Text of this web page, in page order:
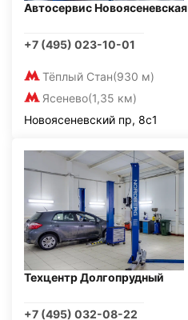
Автосервис Новоясеневская
+7 (495) 023-10-01
Тёплый Стан(930 м)
Ясенево(1,35 км)
Новоясеневский пр, 8с1
Техцентр Долгопрудный
+7 (495) 032-08-22